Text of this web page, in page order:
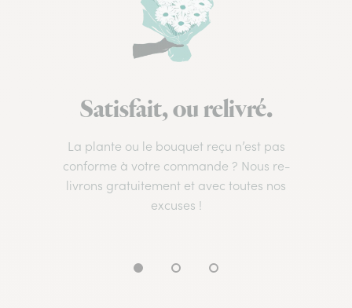
Satisfait, ou relivré.
La plante ou le bouquet reçu n’est pas
conforme à votre commande ? Nous re-
livrons gratuitement et avec toutes nos
excuses !